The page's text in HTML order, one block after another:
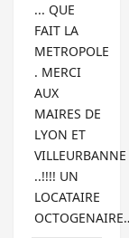
... QUE
FAIT LA
METROPOLE
. MERCI
AUX
MAIRES DE
LYON ET
VILLEURBANNE
..!!!! UN
LOCATAIRE